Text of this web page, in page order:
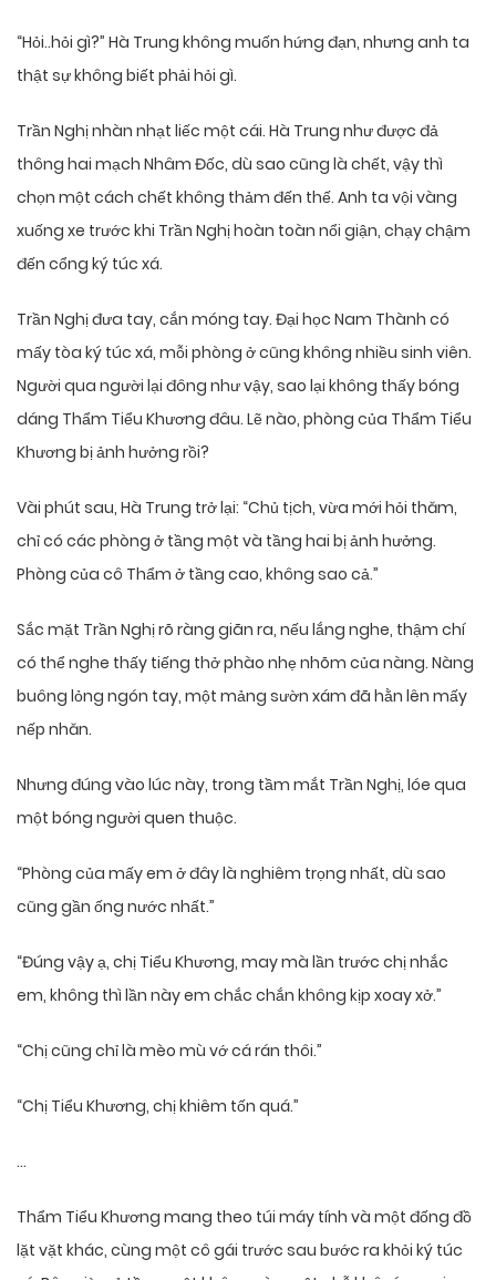
“Hỏi..hỏi gì?” Hà Trung không muốn hứng đạn, nhưng anh ta
thật sự không biết phải hỏi gì.
Trần Nghị nhàn nhạt liếc một cái. Hà Trung như được đả
thông hai mạch Nhâm Đốc, dù sao cũng là chết, vậy thì
chọn một cách chết không thảm đến thế. Anh ta vội vàng
xuống xe trước khi Trần Nghị hoàn toàn nổi giận, chạy chậm
đến cổng ký túc xá.
Trần Nghị đưa tay, cắn móng tay. Đại học Nam Thành có
mấy tòa ký túc xá, mỗi phòng ở cũng không nhiều sinh viên.
Người qua người lại đông như vậy, sao lại không thấy bóng
dáng Thẩm Tiểu Khương đâu. Lẽ nào, phòng của Thẩm Tiểu
Khương bị ảnh hưởng rồi?
Vài phút sau, Hà Trung trở lại: “Chủ tịch, vừa mới hỏi thăm,
chỉ có các phòng ở tầng một và tầng hai bị ảnh hưởng.
Phòng của cô Thẩm ở tầng cao, không sao cả.”
Sắc mặt Trần Nghị rõ ràng giãn ra, nếu lắng nghe, thậm chí
có thể nghe thấy tiếng thở phào nhẹ nhõm của nàng. Nàng
buông lỏng ngón tay, một mảng sườn xám đã hằn lên mấy
nếp nhăn.
Nhưng đúng vào lúc này, trong tầm mắt Trần Nghị, lóe qua
một bóng người quen thuộc.
“Phòng của mấy em ở đây là nghiêm trọng nhất, dù sao
cũng gần ống nước nhất.”
“Đúng vậy ạ, chị Tiểu Khương, may mà lần trước chị nhắc
em, không thì lần này em chắc chắn không kịp xoay xở.”
“Chị cũng chỉ là mèo mù vớ cá rán thôi.”
“Chị Tiểu Khương, chị khiêm tốn quá.”
…
Thẩm Tiểu Khương mang theo túi máy tính và một đống đồ
lặt vặt khác, cùng một cô gái trước sau bước ra khỏi ký túc